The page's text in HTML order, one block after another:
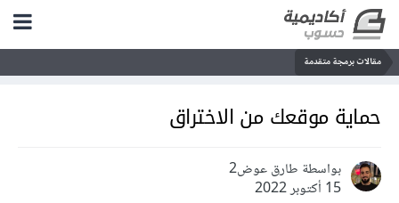
مقالات برمجة متقدمة
حماية موقعك من الاختراق
بواسطة طارق عوض2
15 أكتوبر 2022